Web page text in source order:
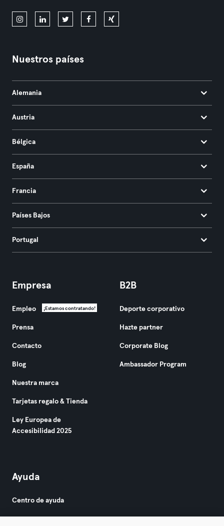
Nuestros países
Alemania
Austria
Bélgica
España
Francia
Países Bajos
Portugal
Empresa
Empleo ¡Estamos contratando!
Prensa
Contacto
Blog
Nuestra marca
Tarjetas regalo & Tienda
Ley Europea de
Accesibilidad 2025
B2B
Deporte corporativo
Hazte partner
Corporate Blog
Ambassador Program
Ayuda
Centro de ayuda